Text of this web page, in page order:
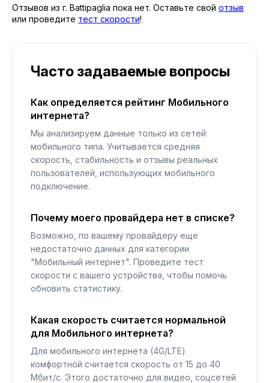
Отзывов из г. Battipaglia пока нет. Оставьте свой отзыв
или проведите тест скорости!
Часто задаваемые вопросы
Как определяется рейтинг Мобильного
интернета?
Мы анализируем данные только из сетей
мобильного типа. Учитывается средняя
скорость, стабильность и отзывы реальных
пользователей, использующих мобильного
подключение.
Почему моего провайдера нет в списке?
Возможно, по вашему провайдеру еще
недостаточно данных для категории
"Мобильный интернет". Проведите тест
скорости с вашего устройства, чтобы помочь
обновить статистику.
Какая скорость считается нормальной
для Мобильного интернета?
Для мобильного интернета (4G/LTE)
комфортной считается скорость от 15 до 40
Мбит/с. Этого достаточно для видео, соцсетей